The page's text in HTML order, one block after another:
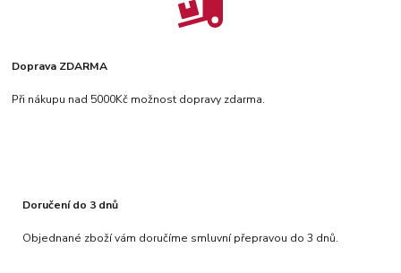
Doprava ZDARMA
Při nákupu nad 5000Kč možnost dopravy zdarma.
Doručení do 3 dnů
Objednané zboží vám doručíme smluvní přepravou do 3 dnů.